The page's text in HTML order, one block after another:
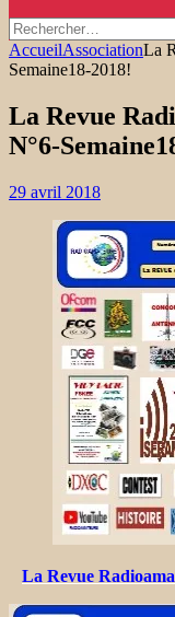
Rechercher :
AccueilAssociationLa
Semaine18-2018!
La Revue
N°6-
29 avril 2018
La Revue